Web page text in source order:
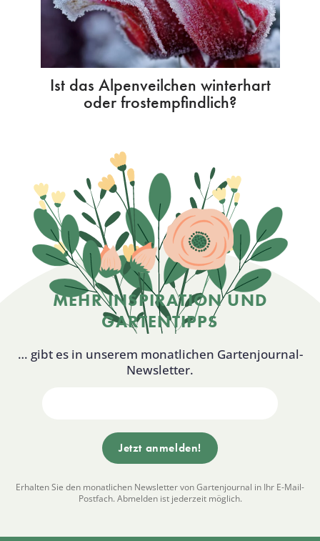
Ist das Alpenveilchen winterhart
oder frostempfindlich?
MEHR INSPIRATION UND
GARTENTIPPS
… gibt es in unserem monatlichen Gartenjournal-
Newsletter.
Erhalten Sie den monatlichen Newsletter von Gartenjournal in Ihr E-Mail-
Postfach. Abmelden ist jederzeit möglich.